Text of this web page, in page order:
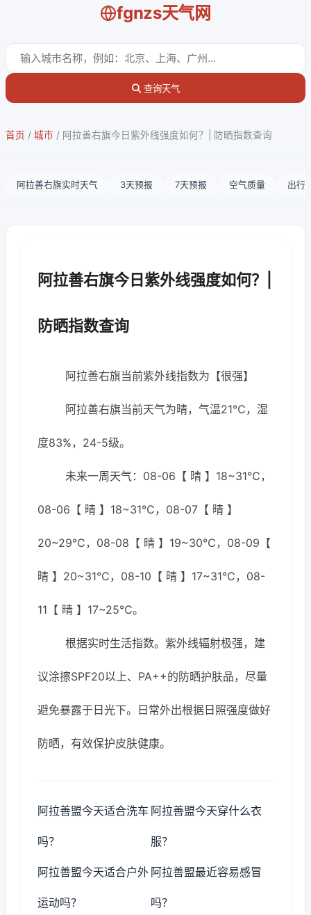
fgnzs天气网
查询天气
首页 / 城市 / 阿拉善右旗今日紫外线强度如何？| 防晒指数查询
阿拉善右旗实时天气 3天预报 7天预报 空气质量 出行
阿拉善右旗今日紫外线强度如何？|
防晒指数查询
阿拉善右旗当前紫外线指数为【很强】
阿拉善右旗当前天气为晴，气温21℃，湿
度83%，24-5级。
未来一周天气：08-06【 晴 】18~31℃，
08-06【 晴 】18~31℃，08-07【 晴 】
20~29℃，08-08【 晴 】19~30℃，08-09【
晴 】20~31℃，08-10【 晴 】17~31℃，08-
11【 晴 】17~25℃。
根据实时生活指数。紫外线辐射极强，建
议涂擦SPF20以上、PA++的防晒护肤品，尽量
避免暴露于日光下。日常外出根据日照强度做好
防晒，有效保护皮肤健康。
阿拉善盟今天适合洗车
吗？
阿拉善盟今天穿什么衣
服？
阿拉善盟今天适合户外
运动吗？
阿拉善盟最近容易感冒
吗？